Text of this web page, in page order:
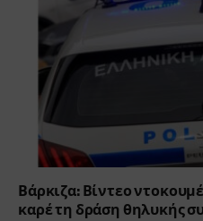
Βάρκιζα: Βίντεο
καρέ τη δράση θηλυκής